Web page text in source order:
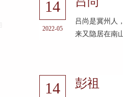
14
2022-05
吕尚是冀州人
来又隐居在南
14 彭祖